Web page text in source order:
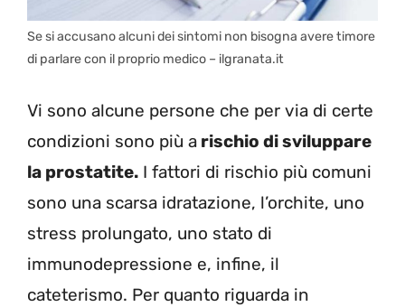
Se si accusano alcuni dei sintomi non bisogna avere timore
di parlare con il proprio medico – ilgranata.it
Vi sono alcune persone che per via di certe
condizioni sono più a rischio di sviluppare
la prostatite. I fattori di rischio più comuni
sono una scarsa idratazione, l’orchite, uno
stress prolungato, uno stato di
immunodepressione e, infine, il
cateterismo. Per quanto riguarda in